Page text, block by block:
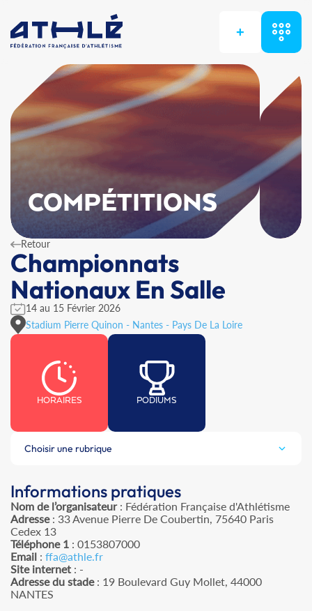
+
COMPÉTITIONS
Retour
Championnats
Nationaux En Salle
14 au 15 Février 2026
Stadium Pierre Quinon - Nantes - Pays De La Loire
HORAIRES PODIUMS
Choisir une rubrique
Informations pratiques
Nom de l’organisateur: Fédération Française d'Athlétisme
Adresse: 33 Avenue Pierre De Coubertin, 75640 Paris
Cedex 13
Téléphone 1 : 0153807000
Email : ffa@athle.fr
Site internet : -
Adresse du stade: 19 Boulevard Guy Mollet, 44000
NANTES